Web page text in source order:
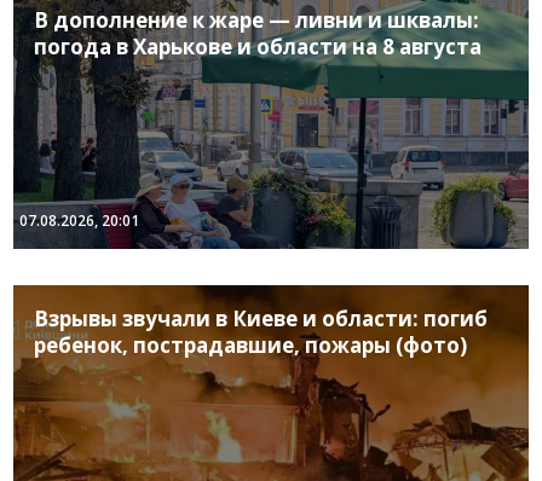
В дополнение к жаре — ливни и шквалы:
погода в Харькове и области на 8 августа
07.08.2026, 20:01
Взрывы звучали в Киеве и области: погиб
ребенок, пострадавшие, пожары (фото)